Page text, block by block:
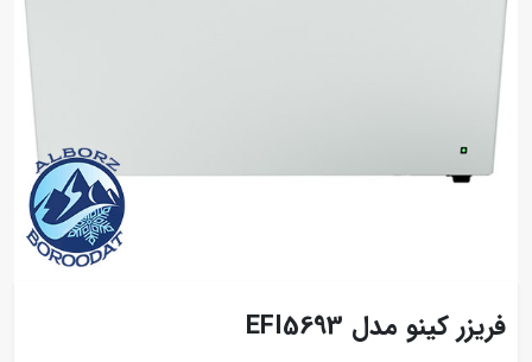
فریزر کینو مدل EFI5693